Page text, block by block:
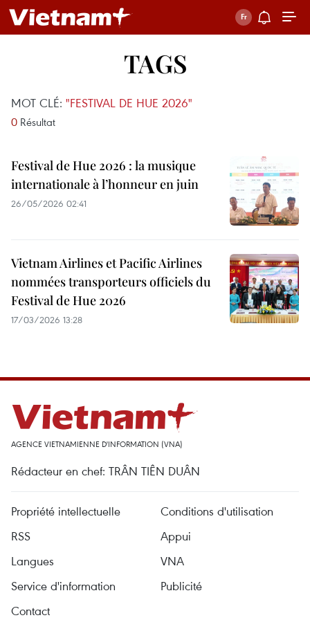
TAGS
MOT CLÉ: "FESTIVAL DE HUE 2026"
0 Résultat
Festival de Hue 2026 : la musique
internationale à l’honneur en juin
26/05/2026 02:41
Vietnam Airlines et Pacific Airlines
nommées transporteurs officiels du
Festival de Hue 2026
17/03/2026 13:28
AGENCE VIETNAMIENNE D'INFORMATION (VNA)
Rédacteur en chef: TRÂN TIÊN DUÂN
Propriété intellectuelle
Conditions d'utilisation
RSS
Appui
Langues
VNA
Service d'information
Publicité
Contact